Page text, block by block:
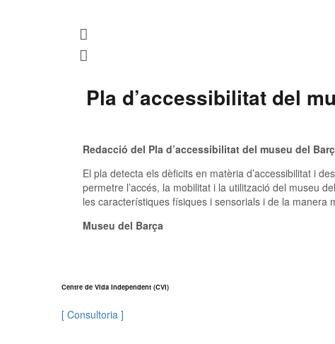
Pla d’accessibilitat del
Redacció del Pla d’accessibilitat del museu del
El pla detecta els dèficits en matèria d’accessibilitat i
permetre l’accés, la mobilitat i la utilització del museu
les característiques físiques i sensorials i de la manera
Museu del Barça
Centre de Vida Independent (CVI)
[ Consultoria ]